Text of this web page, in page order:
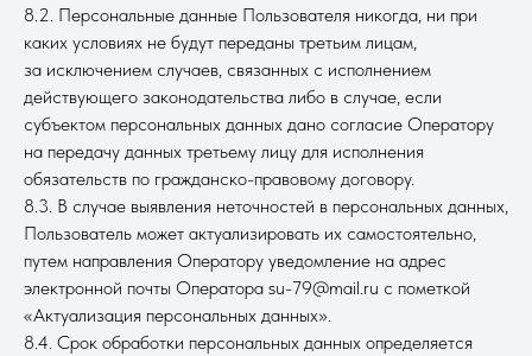
8.2. Персональные данные Пользователя никогда, ни при
каких условиях не будут переданы третьим лицам,
за исключением случаев, связанных с исполнением
действующего законодательства либо в случае, если
субъектом персональных данных дано согласие Оператору
на передачу данных третьему лицу для исполнения
обязательств по гражданско-правовому договору.
8.3. В случае выявления неточностей в персональных данных,
Пользователь может актуализировать их самостоятельно,
путем направления Оператору уведомление на адрес
электронной почты Оператора su-79@mail.ru с пометкой
«Актуализация персональных данных».
8.4. Срок обработки персональных данных определяется